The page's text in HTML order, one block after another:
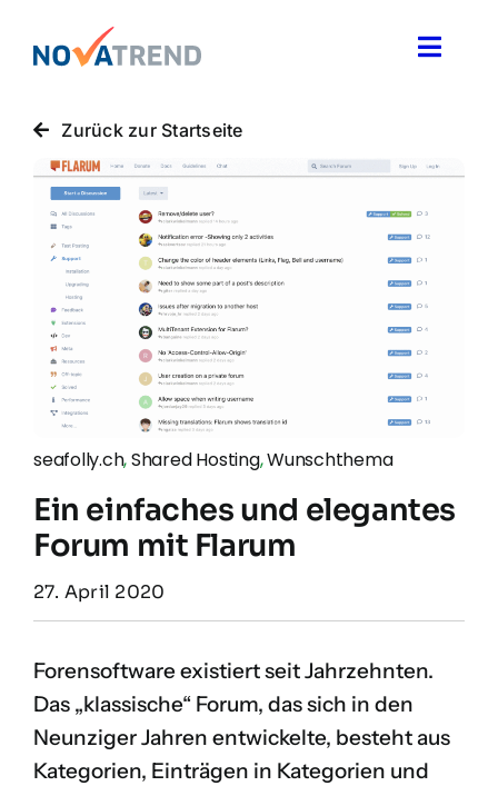
Inhalt
springen
Toggle
Blog
Novatrend News
Themen & Ideen
Über uns
Zurück zur Startseite
seafolly.ch,Shared Hosting,Wunschthema
Ein einfaches und elegantes
Forum mit Flarum
27. April 2020
Forensoftware existiert seit Jahrzehnten.
Das „klassische“ Forum, das sich in den
Neunziger Jahren entwickelte, besteht aus
Kategorien, Einträgen in Kategorien und